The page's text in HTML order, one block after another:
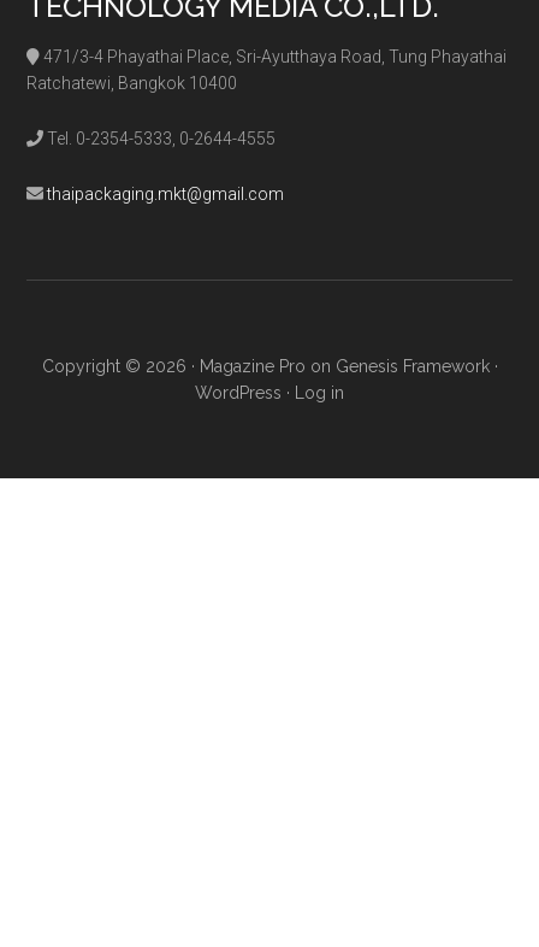
471/3-4 Phayathai Place, Sri-Ayutthaya Road, Tung Phayathai
Ratchatewi, Bangkok 10400
Tel. 0-2354-5333, 0-2644-4555
thaipackaging.mkt@gmail.com
Copyright © 2026 · Magazine Pro on Genesis Framework·
WordPress · Log in